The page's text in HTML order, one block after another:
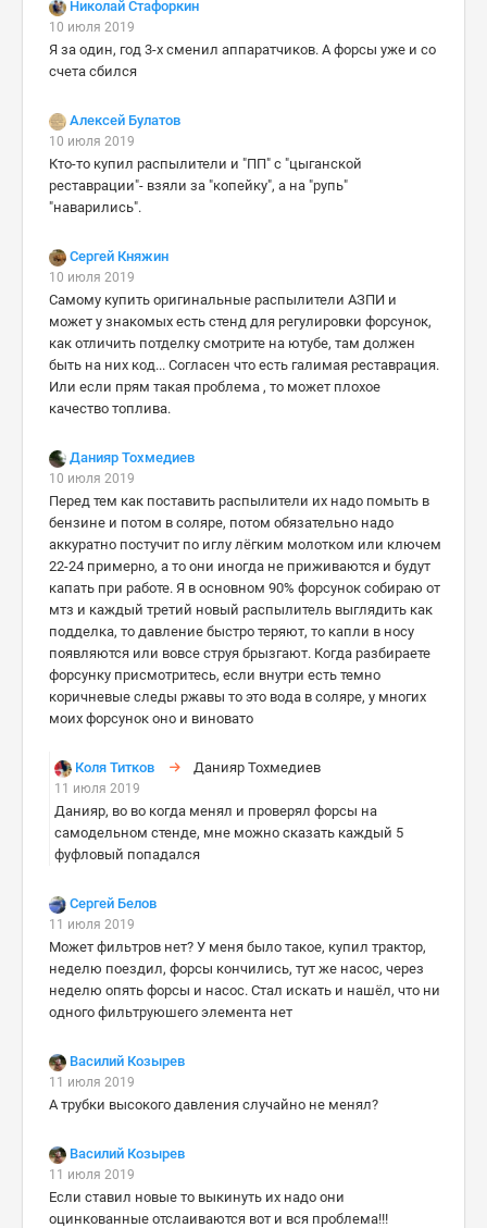
Николай Стафоркин
10 июля 2019
Я за один, год 3-х сменил аппаратчиков. А форсы уже и со
счета сбился
Алексей Булатов
10 июля 2019
Кто-то купил распылители и "ПП" с "цыганской
реставрации"- взяли за "копейку", а на "рупь"
"наварились".
Сергей Княжин
10 июля 2019
Самому купить оригинальные распылители АЗПИ и
может у знакомых есть стенд для регулировки форсунок,
как отличить потделку смотрите на ютубе, там должен
быть на них код... Согласен что есть галимая реставрация.
Или если прям такая проблема , то может плохое
качество топлива.
Данияр Тохмедиев
10 июля 2019
Перед тем как поставить распылители их надо помыть в
бензине и потом в соляре, потом обязательно надо
аккуратно постучит по иглу лёгким молотком или ключем
22-24 примерно, а то они иногда не приживаются и будут
капать при работе. Я в основном 90% форсунок собираю от
мтз и каждый третий новый распылитель выглядить как
подделка, то давление быстро теряют, то капли в носу
появляются или вовсе струя брызгают. Когда разбираете
форсунку присмотритесь, если внутри есть темно
коричневые следы ржавы то это вода в соляре, у многих
моих форсунок оно и виновато
Коля Титков Данияр Тохмедиев
11 июля 2019
Данияр, во во когда менял и проверял форсы на
самодельном стенде, мне можно сказать каждый 5
фуфловый попадался
Сергей Белов
11 июля 2019
Может фильтров нет? У меня было такое, купил трактор,
неделю поездил, форсы кончились, тут же насос, через
неделю опять форсы и насос. Стал искать и нашёл, что ни
одного фильтруюшего элемента нет
Василий Козырев
11 июля 2019
А трубки высокого давления случайно не менял?
Василий Козырев
11 июля 2019
Если ставил новые то выкинуть их надо они
оцинкованные отслаиваются вот и вся проблема!!!